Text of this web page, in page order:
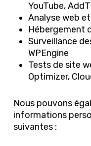
YouTube,
Analyse web
Hébergement
Surveillance
WPEngine
Tests de site
Optimizer,
Nous pouvons
informations
suivantes :